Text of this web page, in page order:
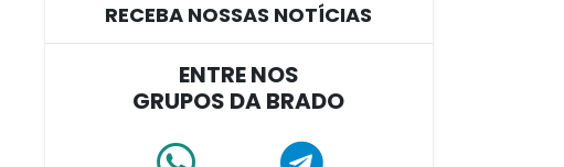
RECEBA NOSSAS NOTÍCIAS
ENTRE NOS
GRUPOS DA BRADO